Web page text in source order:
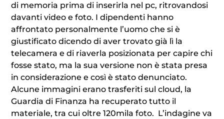
di memoria prima di inserirla nel pc, ritrovandosi
davanti video e foto. I dipendenti hanno
affrontato personalmente l’uomo che si è
giustificato dicendo di aver trovato già lì la
telecamera e di riaverla posizionata per capire chi
fosse stato, ma la sua versione non è stata presa
in considerazione e così è stato denunciato.
Alcune immagini erano trasferiti sul cloud, la
Guardia di Finanza ha recuperato tutto il
materiale, tra cui oltre 120mila foto. L’indagine va